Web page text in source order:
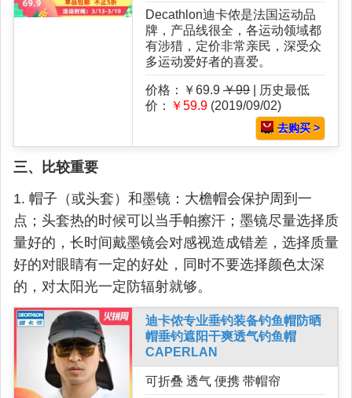
Decathlon迪卡侬是法国运动品
牌，产品线很全，各运动领域都
有涉猎，定价非常亲民，深受众
多运动爱好者的喜爱。
价格：￥69.9 ￥99 | 历史最低
价：
￥59.9 (2019/09/02)
去购买 >
三、比较重要
1. 帽子（或头套）和墨镜：大檐帽会保护周到一
点；头套热的时候可以当手帕擦汗；墨镜尽量选择质
量好的，长时间戴墨镜会对感视造成错差，选择质量
好的对眼睛有一定的好处，同时不要选择颜色太深
的，对太阳光一定防辐射就够。
迪卡侬专业垂钓装备钓鱼帽防晒
帽垂钓遮阳干爽透气钓鱼帽
CAPERLAN
可折叠 透气 便携 带帽帘